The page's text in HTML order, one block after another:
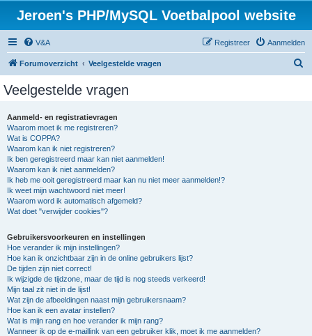
Jeroen's PHP/MySQL Voetbalpool website
V&A Aanmelden
Registreer
Forumoverzicht Veelgestelde vragen
Veelgestelde vragen
Aanmeld- en registratievragen
Waarom moet ik me registreren?
Wat is COPPA?
Waarom kan ik niet registreren?
Ik ben geregistreerd maar kan niet aanmelden!
Waarom kan ik niet aanmelden?
Ik heb me ooit geregistreerd maar kan nu niet meer aanmelden!?
Ik weet mijn wachtwoord niet meer!
Waarom word ik automatisch afgemeld?
Wat doet "verwijder cookies"?
Gebruikersvoorkeuren en instellingen
Hoe verander ik mijn instellingen?
Hoe kan ik onzichtbaar zijn in de online gebruikers lijst?
De tijden zijn niet correct!
Ik wijzigde de tijdzone, maar de tijd is nog steeds verkeerd!
Mijn taal zit niet in de lijst!
Wat zijn de afbeeldingen naast mijn gebruikersnaam?
Hoe kan ik een avatar instellen?
Wat is mijn rang en hoe verander ik mijn rang?
Wanneer ik op de e-maillink van een gebruiker klik, moet ik me aanmelden?